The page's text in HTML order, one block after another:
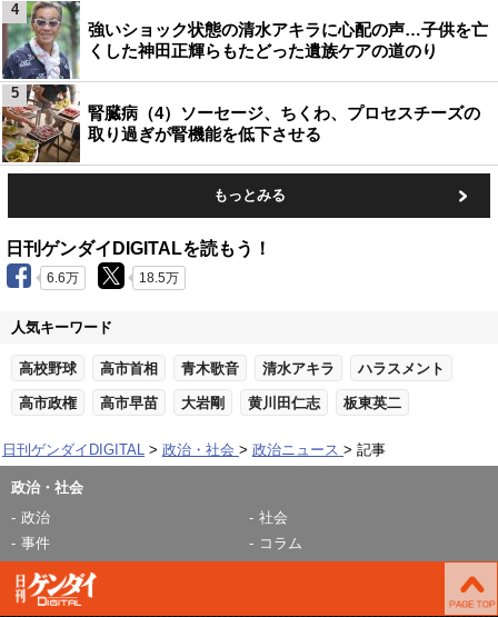
強いショック状態の清水アキラに心配の声…子供を亡
くした神田正輝らもたどった遺族ケアの道のり
4
腎臓病（4）ソーセージ、ちくわ、プロセスチーズの
取り過ぎが腎機能を低下させる
5
もっとみる
日刊ゲンダイDIGITALを読もう！
6.6万 18.5万
人気キーワード
高校野球 高市首相 青木歌音 清水アキラ ハラスメント
高市政権 高市早苗 大岩剛 黄川田仁志 板東英二
日刊ゲンダイDIGITAL 政治・社会 政治ニュース 記事
政治・社会
政治
社会
事件
コラム